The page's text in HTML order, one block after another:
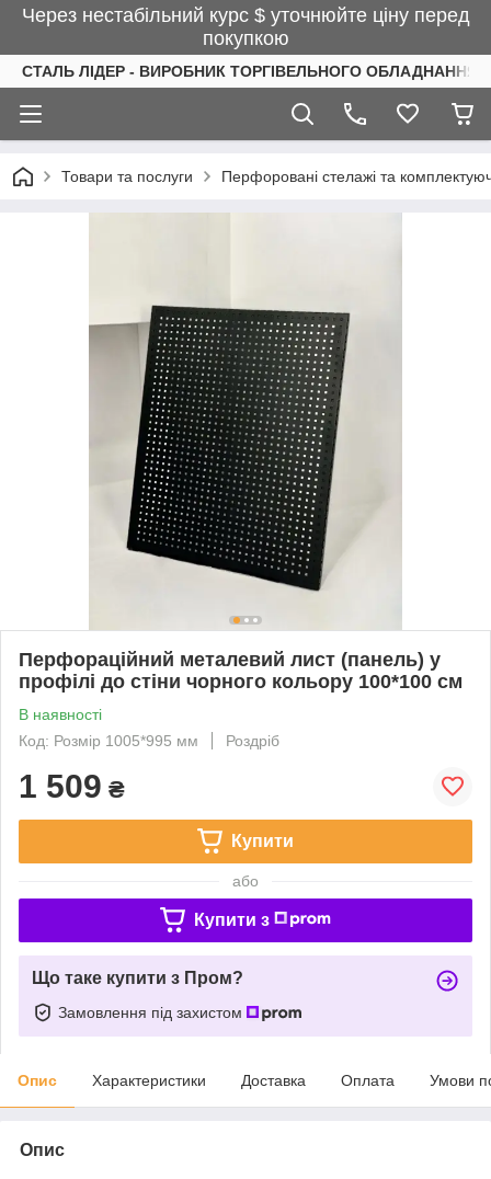
Через нестабільний курс $ уточнюйте ціну перед
покупкою
СТАЛЬ ЛІДЕР - ВИРОБНИК ТОРГІВЕЛЬНОГО ОБЛАДНАННЯ
Товари та послуги Перфоровані стелажі та
Перфораційний металевий лист (панель) у
профілі до стіни чорного кольору 100*100 см
В наявності
Код: Розмір 1005*995 мм
Роздріб
1 509 ₴
Купити
або
Купити з
Що таке купити з Пром?
Замовлення під захистом
Опис Характеристики Доставка Оплата Умови
Опис